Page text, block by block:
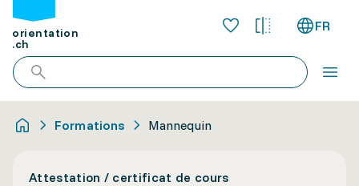
orientation
.ch
FR
Formations Mannequin
Attestation / certificat de cours